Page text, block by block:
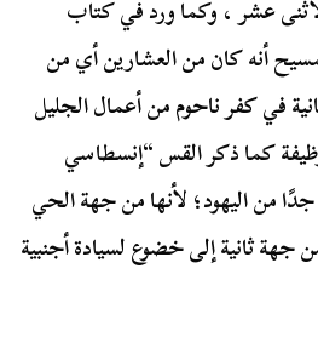
عشر ، وكما ورد في كتاب
أنه كان من العشارين أي من
في كفر ناحوم من أعمال الجليل
كما ذكر القس “إنسطاسي
من اليهود؛ لأنها من جهة الحي
جهة ثانية إلى خضوع لسيادة أجنبية